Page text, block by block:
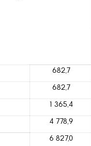
682,7
682,7
1 365,4
4 778,9
6 827,0